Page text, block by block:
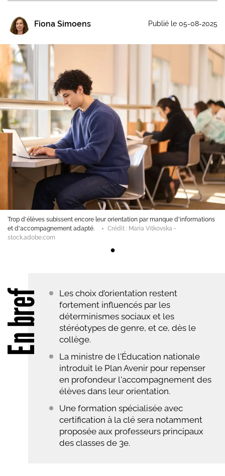
Fiona Simoens Publié le 05-08-2025
bref
Les choix d’orientation restent
fortement influencés par les
déterminismes sociaux et les
stéréotypes de genre, et ce, dès le
collège.
La ministre de l'Éducation nationale
introduit le Plan Avenir pour repenser
en profondeur l'accompagnement des
élèves dans leur orientation.
Une formation spécialisée avec
certification à la clé sera notamment
proposée aux professeurs principaux
des classes de 3e.
Trop d'élèves subissent encore leur orientation par manque d'informations
et d'accompagnement adapté.
Crédit : Maria Vitkovska -
stock.adobe.com